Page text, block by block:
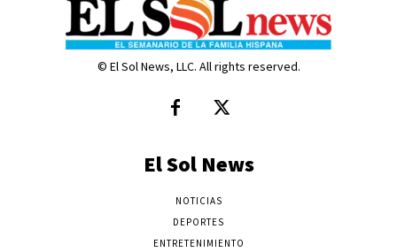
© El Sol News, LLC. All rights reserved.
El Sol News
NOTICIAS
DEPORTES
ENTRETENIMIENTO